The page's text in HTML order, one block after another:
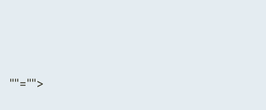
""="">